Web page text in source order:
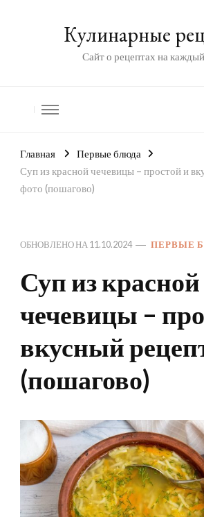
Кулинарные
Сайт о рецептах на
Главная
Первые блюда
Суп из красной чечевицы – простой и
фото (пошагово)
ОБНОВЛЕНО НА 11.10.2024 ПЕРВЫЕ
Суп из красной
чечевицы –
вкусный
(пошагово)